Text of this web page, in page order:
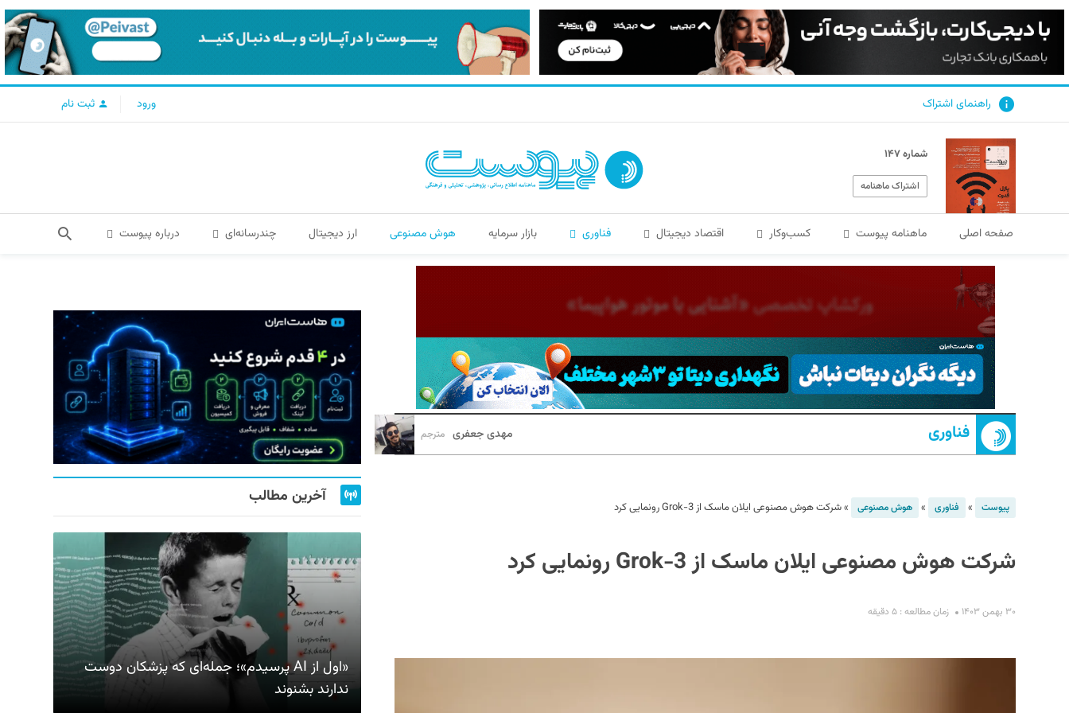
راهنمای اشتراک ورود ثبت نام
شماره ۱۴۷
اشتراک ماهنامه
صفحه اصلی ماهنامه پیوست کسب‌و‌کار اقتصاد دیجیتال فناوری بازار سرمایه هوش مصنوعی ارز دیجیتال چندرسانه‌ای درباره پیوست
فناوری مهدی جعفری مترجم
پیوست » فناوری » هوش مصنوعی »شرکت هوش مصنوعی ایلان ماسک از Grok-3 رونمایی کرد
شرکت هوش مصنوعی ایلان ماسک از Grok-3 رونمایی کرد
۳۰ بهمن ۱۴۰۳ زمان مطالعه : ۵ دقیقه
آخرین مطالب
«اول از AI پرسیدم»؛ جمله‌ای که پزشکان دوست
ندارند بشنوند